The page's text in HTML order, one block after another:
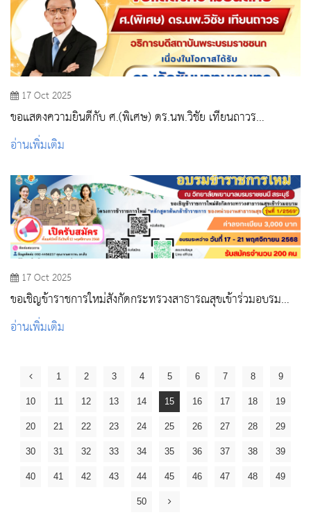
17 Oct 2025
ขอแสดงความยินดีกับ ศ.(พิเศษ) ดร.นพ.วิชัย เทียนถาวร
อธิการบดีสถาบันพระบรมราชชนก ในโอกาสได้รางวัลชัยนาทนเร
นทร ประจำปี 2568 ประเภทบริหาร
อ่านเพิ่มเติม
17 Oct 2025
ขอเชิญข้าราชการใหม่สังกัดกระทรวงสาธารณสุขเข้าร่วมอบรม
โครงการปฐมนิเทศข้าราชการใหม่ “หลักสูตรต้นกล้าข้าราชการ”
รุ่นที่ 1/2569
อ่านเพิ่มเติม
1 2 3 4 5 6 7 8 9
10 11 12 13 14 15 16 17 18 19
20 21 22 23 24 25 26 27 28 29
30 31 32 33 34 35 36 37 38 39
40 41 42 43 44 45 46 47 48 49
50